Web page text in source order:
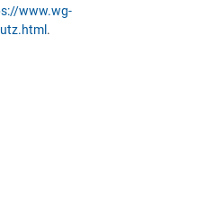
www.wg-
.